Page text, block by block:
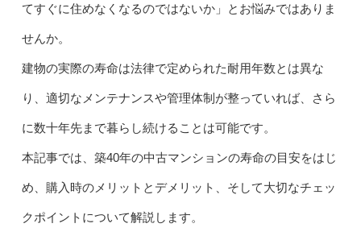
てすぐに住めなくなるのではないか」とお悩みではありま
せんか。
建物の実際の寿命は法律で定められた耐用年数とは異な
り、適切なメンテナンスや管理体制が整っていれば、さら
に数十年先まで暮らし続けることは可能です。
本記事では、築40年の中古マンションの寿命の目安をはじ
め、購入時のメリットとデメリット、そして大切なチェッ
クポイントについて解説します。